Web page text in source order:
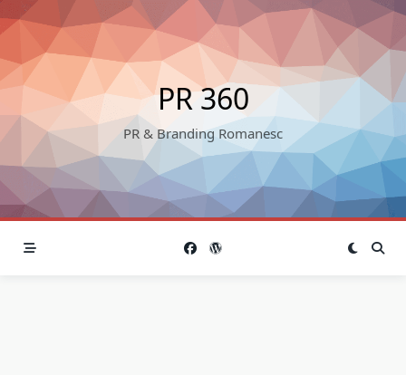
Skip
to
content
PR 360
PR & Branding Romanesc